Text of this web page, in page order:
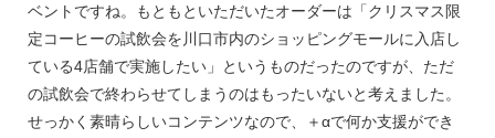
ベントですね。もともといただいたオーダーは「クリスマス限
定コーヒーの試飲会を川口市内のショッピングモールに入店し
ている4店舗で実施したい」というものだったのですが、ただ
の試飲会で終わらせてしまうのはもったいないと考えました。
せっかく素晴らしいコンテンツなので、＋αで何か支援ができ